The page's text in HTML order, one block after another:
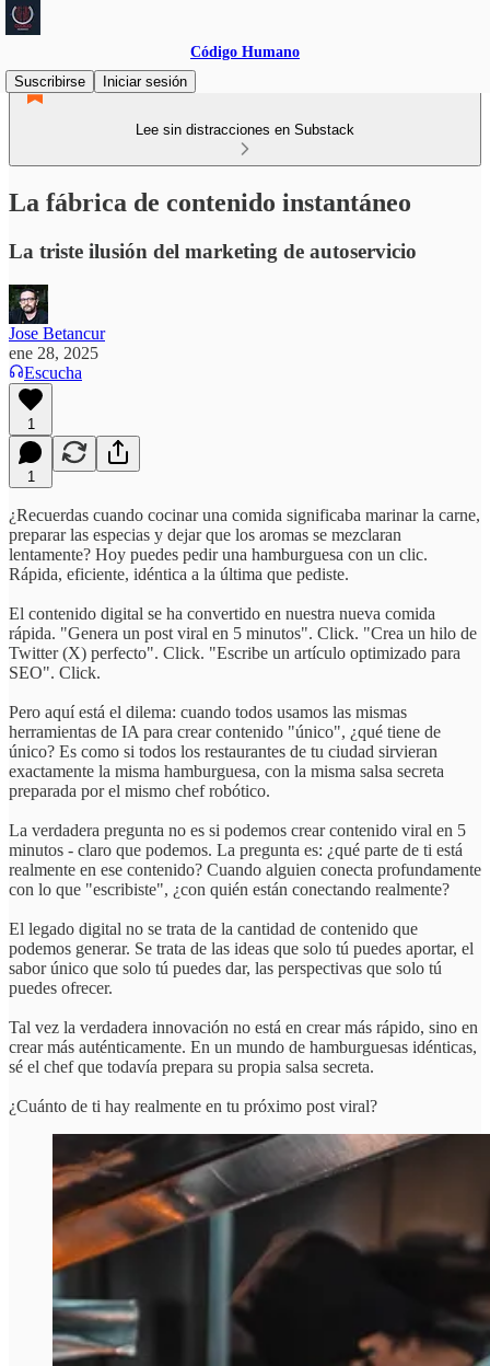
Código Humano
Suscribirse
Iniciar sesión
Lee sin distracciones en Substack
La fábrica de contenido instantáneo
La triste ilusión del marketing de autoservicio
Jose Betancur
ene 28, 2025
Escucha
1
1
¿Recuerdas cuando cocinar una comida significaba marinar la carne,
preparar las especias y dejar que los aromas se mezclaran
lentamente? Hoy puedes pedir una hamburguesa con un clic.
Rápida, eficiente, idéntica a la última que pediste.
El contenido digital se ha convertido en nuestra nueva comida
rápida. "Genera un post viral en 5 minutos". Click. "Crea un hilo de
Twitter (X) perfecto". Click. "Escribe un artículo optimizado para
SEO". Click.
Pero aquí está el dilema: cuando todos usamos las mismas
herramientas de IA para crear contenido "único", ¿qué tiene de
único? Es como si todos los restaurantes de tu ciudad sirvieran
exactamente la misma hamburguesa, con la misma salsa secreta
preparada por el mismo chef robótico.
La verdadera pregunta no es si podemos crear contenido viral en 5
minutos - claro que podemos. La pregunta es: ¿qué parte de ti está
realmente en ese contenido? Cuando alguien conecta profundamente
con lo que "escribiste", ¿con quién están conectando realmente?
El legado digital no se trata de la cantidad de contenido que
podemos generar. Se trata de las ideas que solo tú puedes aportar, el
sabor único que solo tú puedes dar, las perspectivas que solo tú
puedes ofrecer.
Tal vez la verdadera innovación no está en crear más rápido, sino en
crear más auténticamente. En un mundo de hamburguesas idénticas,
sé el chef que todavía prepara su propia salsa secreta.
¿Cuánto de ti hay realmente en tu próximo post viral?